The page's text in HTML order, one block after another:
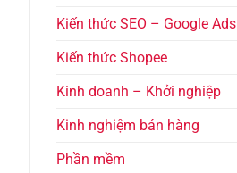
Kiến thức SEO – Google Ads
Kiến thức Shopee
Kinh doanh – Khởi nghiệp
Kinh nghiệm bán hàng
Phần mềm